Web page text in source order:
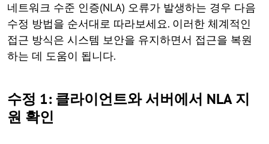
네트워크 수준 인증(NLA) 오류가 발생하는 경우 다음
수정 방법을 순서대로 따라보세요. 이러한 체계적인
접근 방식은 시스템 보안을 유지하면서 접근을 복원
하는 데 도움이 됩니다.
수정 1: 클라이언트와 서버에서 NLA 지
원 확인